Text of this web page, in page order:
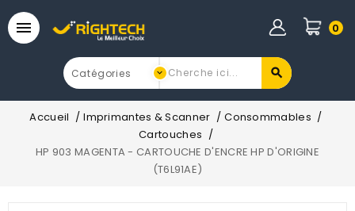
 0
Accueil Imprimantes & Scanner
Consommables
Cartouches
HP 903 MAGENTA - CARTOUCHE D'ENCRE HP D'ORIGINE
(T6L91AE)